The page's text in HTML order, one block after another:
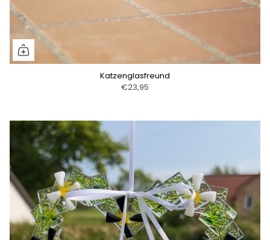
Katzenglasfreund
€23,95